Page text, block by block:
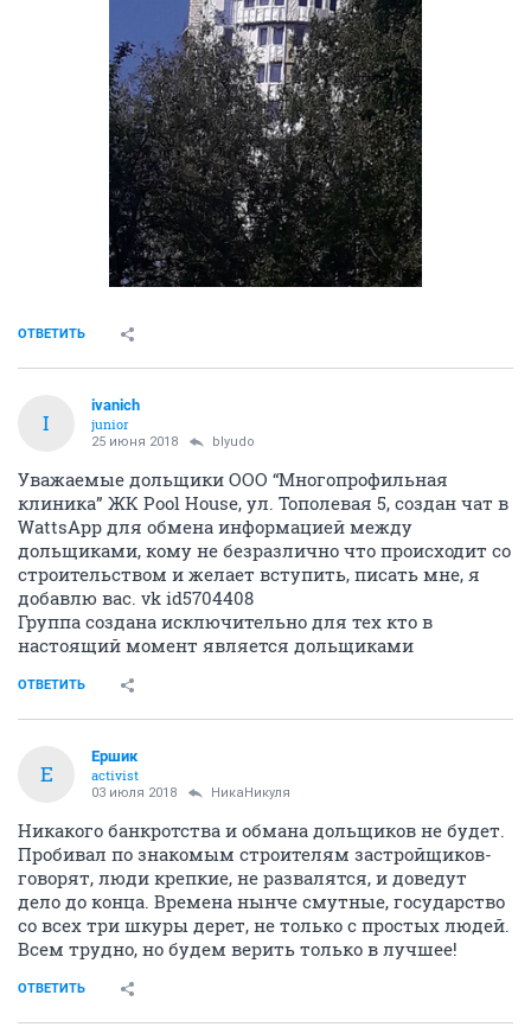
ОТВЕТИТЬ
I
ivanich
junior
25 июня 2018 blyudo
Уважаемые дольщики ООО “Многопрофильная
клиника” ЖК Pool House, ул. Тополевая 5, создан чат в
WattsApp для обмена информацией между
дольщиками, кому не безразлично что происходит со
строительством и желает вступить, писать мне, я
добавлю вас. vk id5704408
Группа создана исключительно для тех кто в
настоящий момент является дольщиками
ОТВЕТИТЬ
Е
Ершик
activist
03 июля 2018 НикаНикуля
Никакого банкротства и обмана дольщиков не будет.
Пробивал по знакомым строителям застройщиков-
говорят, люди крепкие, не развалятся, и доведут
дело до конца. Времена нынче смутные, государство
со всех три шкуры дерет, не только с простых людей.
Всем трудно, но будем верить только в лучшее!
ОТВЕТИТЬ